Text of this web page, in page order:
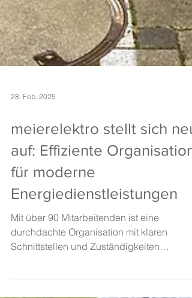
28. Feb. 2025
meierelektro stellt sich neu
auf: Effiziente Organisation
für moderne
Energiedienstleistungen
Mit über 90 Mitarbeitenden ist eine